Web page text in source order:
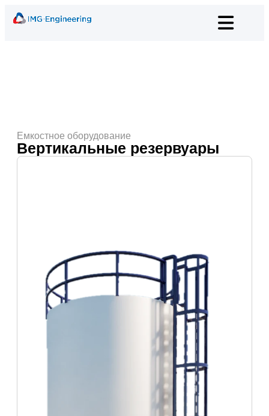
Емкостное оборудование
Вертикальные резервуары